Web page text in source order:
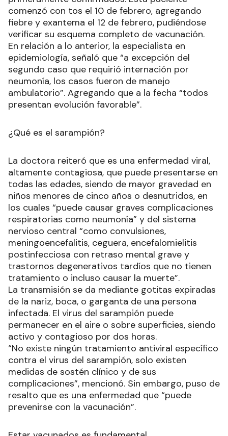
comenzó con tos el 10 de febrero, agregando
fiebre y exantema el 12 de febrero, pudiéndose
verificar su esquema completo de vacunación.
En relación a lo anterior, la especialista en
epidemiología, señaló que “a excepción del
segundo caso que requirió internación por
neumonía, los casos fueron de manejo
ambulatorio”. Agregando que a la fecha “todos
presentan evolución favorable”.
¿Qué es el sarampión?
La doctora reiteró que es una enfermedad viral,
altamente contagiosa, que puede presentarse en
todas las edades, siendo de mayor gravedad en
niños menores de cinco años o desnutridos, en
los cuales “puede causar graves complicaciones
respiratorias como neumonía” y del sistema
nervioso central “como convulsiones,
meningoencefalitis, ceguera, encefalomielitis
postinfecciosa con retraso mental grave y
trastornos degenerativos tardíos que no tienen
tratamiento o incluso causar la muerte”.
La transmisión se da mediante gotitas expiradas
de la nariz, boca, o garganta de una persona
infectada. El virus del sarampión puede
permanecer en el aire o sobre superficies, siendo
activo y contagioso por dos horas.
“No existe ningún tratamiento antiviral específico
contra el virus del sarampión, solo existen
medidas de sostén clínico y de sus
complicaciones”, mencionó. Sin embargo, puso de
resalto que es una enfermedad que “puede
prevenirse con la vacunación”.